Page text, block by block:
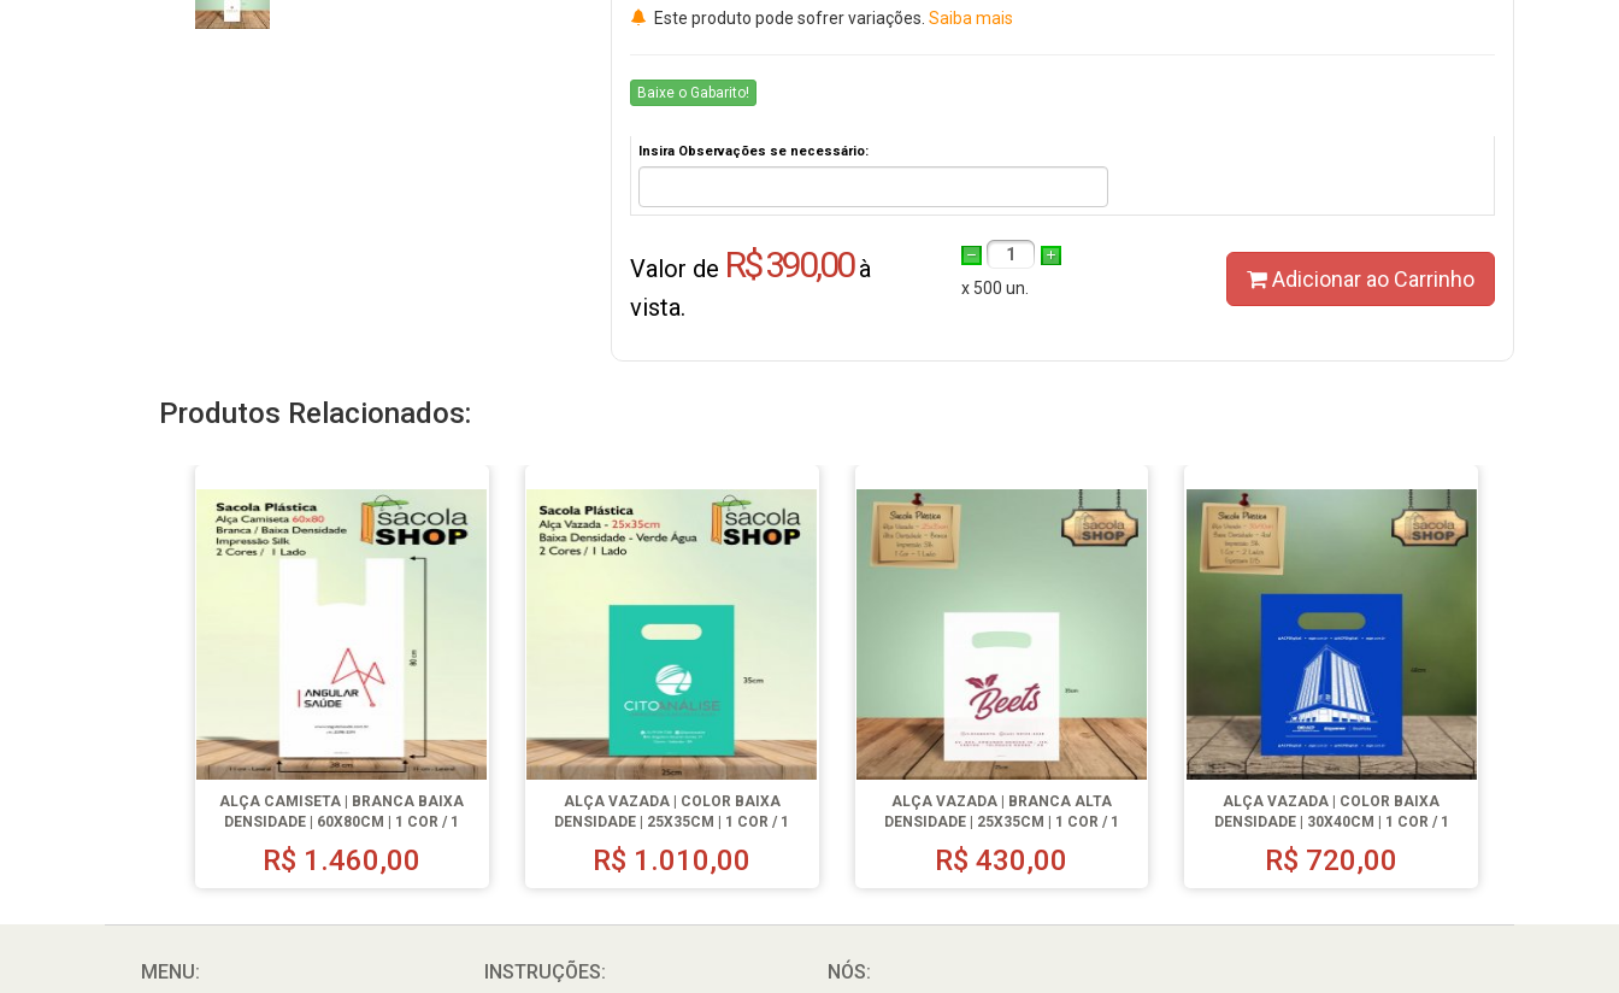
Este produto pode sofrer variações. Saiba mais
Baixe o Gabarito!
Insira Observações se necessário:
Valor de R$ 390,00à
vista.
1
x 500 un.
Adicionar ao Carrinho
Produtos Relacionados:
ALÇA CAMISETA | BRANCA BAIXA
DENSIDADE | 60X80CM | 1 COR / 1
LADO | 500 UN.
R$ 1.460,00
ALÇA VAZADA | COLOR BAIXA
DENSIDADE | 25X35CM | 1 COR / 1
LADO | 1000 UN.
R$ 1.010,00
ALÇA VAZADA | BRANCA ALTA
DENSIDADE | 25X35CM | 1 COR / 1
LADO | 500 UN.
R$430,00
ALÇA VAZADA | COLOR BAIXA
DENSIDADE | 30X40CM | 1 COR / 1
LADO | 500 UN.
R$ 720,00
MENU: INSTRUÇÕES: NÓS: